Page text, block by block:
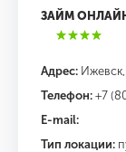
ЗАЙМ ОНЛАЙН
Адрес:
Телефон: +7
E-mail:
Тип локации: